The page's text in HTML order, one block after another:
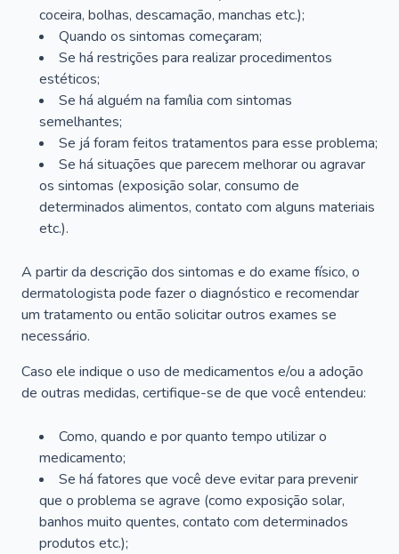
coceira, bolhas, descamação, manchas etc.);
Quando os sintomas começaram;
Se há restrições para realizar procedimentos
estéticos;
Se há alguém na família com sintomas
semelhantes;
Se já foram feitos tratamentos para esse problema;
Se há situações que parecem melhorar ou agravar
os sintomas (exposição solar, consumo de
determinados alimentos, contato com alguns materiais
etc.).
A partir da descrição dos sintomas e do exame físico, o
dermatologista pode fazer o diagnóstico e recomendar
um tratamento ou então solicitar outros exames se
necessário.
Caso ele indique o uso de medicamentos e/ou a adoção
de outras medidas, certifique-se de que você entendeu:
Como, quando e por quanto tempo utilizar o
medicamento;
Se há fatores que você deve evitar para prevenir
que o problema se agrave (como exposição solar,
banhos muito quentes, contato com determinados
produtos etc.);